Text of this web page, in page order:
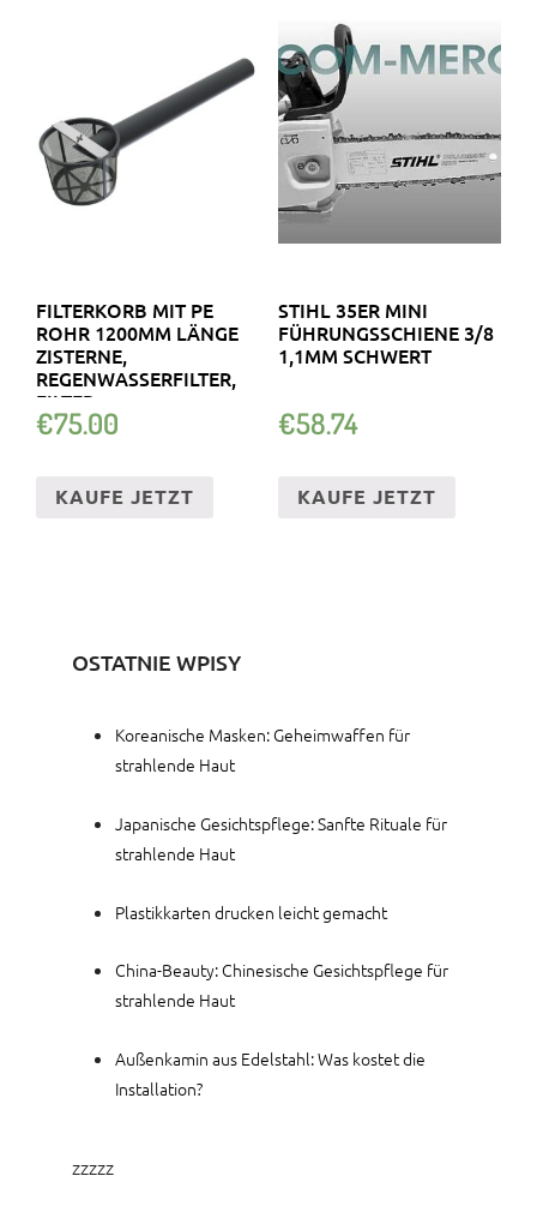
FILTERKORB MIT PE
ROHR 1200MM LÄNGE
ZISTERNE,
REGENWASSERFILTER,
FILTER
€75.00
KAUFE JETZT
STIHL 35ER MINI
FÜHRUNGSSCHIENE 3/8
1,1MM SCHWERT
€58.74
KAUFE JETZT
OSTATNIE WPISY
Koreanische Masken: Geheimwaffen für
strahlende Haut
Japanische Gesichtspflege: Sanfte Rituale für
strahlende Haut
Plastikkarten drucken leicht gemacht
China-Beauty: Chinesische Gesichtspflege für
strahlende Haut
Außenkamin aus Edelstahl: Was kostet die
Installation?
zzzzz